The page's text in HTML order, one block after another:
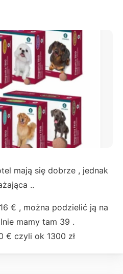
mają się dobrze , jednak
..
€ , można podzielić ją na
mamy tam 39 .
€ czyli ok 1300 zł